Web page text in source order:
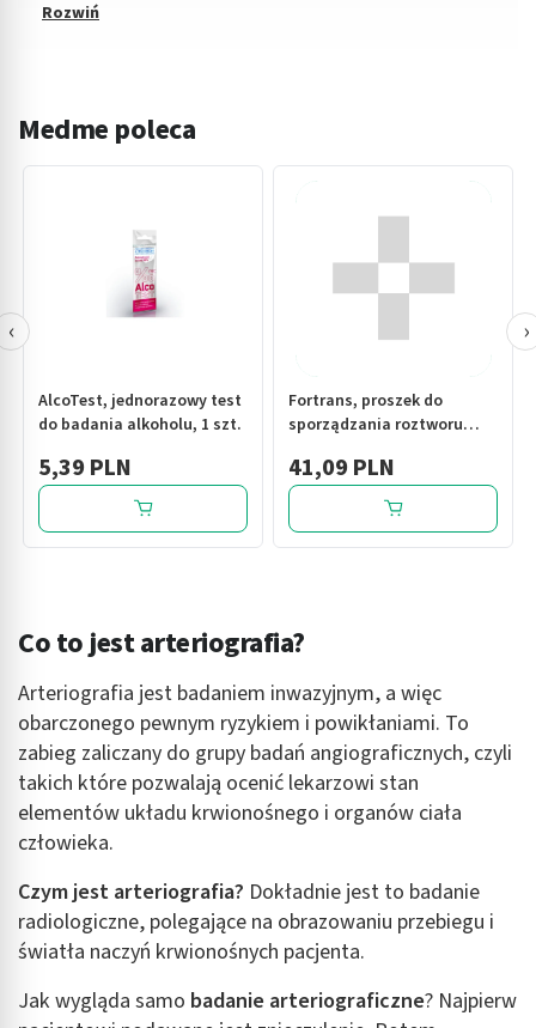
Medme poleca
AlcoTest, jednorazowy test
do badania alkoholu, 1 szt.
5,39 PLN
Fortrans, proszek do
sporządzania roztworu
4 sasz
41,09 PLN
‹ ›
Co to jest arteriografia?
Arteriografia jest badaniem inwazyjnym, a więc
obarczonego pewnym ryzykiem i powikłaniami. To
zabieg zaliczany do grupy badań angiograficznych, czyli
takich które pozwalają ocenić lekarzowi stan
elementów układu krwionośnego i organów ciała
człowieka.
Czym jest arteriografia? Dokładnie jest to badanie
radiologiczne, polegające na obrazowaniu przebiegu i
światła naczyń krwionośnych pacjenta.
Jak wygląda samo badanie arteriograficzne? Najpierw